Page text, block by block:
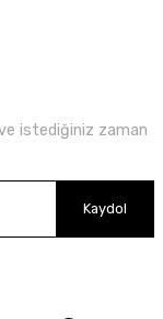
istediğiniz zaman
Kaydol